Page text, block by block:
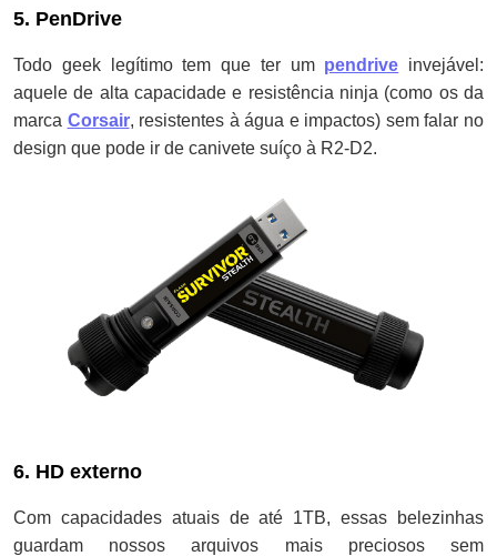
5. PenDrive
Todo geek legítimo tem que ter um pendrive invejável:
aquele de alta capacidade e resistência ninja (como os da
marca Corsair, resistentes à água e impactos) sem falar no
design que pode ir de canivete suíço à R2-D2.
6. HD externo
Com capacidades atuais de até 1TB, essas belezinhas
guardam nossos arquivos mais preciosos sem